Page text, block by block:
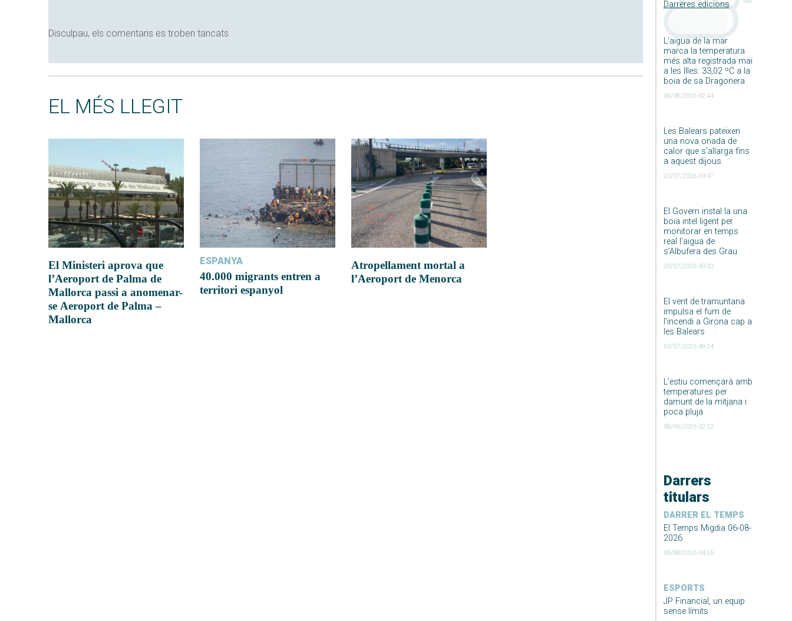
Darreres edicions
L’aigua de la mar
marca la temperatura
més alta registrada mai
a les Illes: 33,02 ºC a la
boia de sa Dragonera
06/08/2026 02:44
Les Balears pateixen
una nova onada de
calor que s’allarga fins
a aquest dijous
20/07/2026 03:47
El Govern instal·la una
boia intel·ligent per
monitorar en temps
real l’aigua de
s’Albufera des Grau
20/07/2026 09:33
El vent de tramuntana
impulsa el fum de
l’incendi a Girona cap a
les Balears
03/07/2026 09:24
L’estiu començarà amb
temperatures per
damunt de la mitjana i
poca pluja
09/06/2026 02:52
Darrers
titulars
DARRER EL TEMPS
El Temps Migdia 06-08-
2026
06/08/2026 04:55
ESPORTS
JP Financial, un equip
sense límits
Disculpau, els comentaris es troben tancats
EL MÉS LLEGIT
El Ministeri aprova que
l’Aeroport de Palma de
Mallorca passi a anomenar-
se Aeroport de Palma –
Mallorca
ESPANYA
40.000 migrants entren a
territori espanyol
Atropellament mortal a
l’Aeroport de Menorca